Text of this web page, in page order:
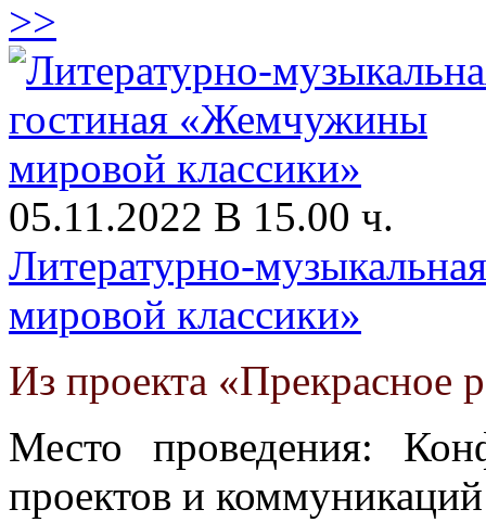
>>
05.11.2022 В 15.00 ч.
Литературно-
мировой классики»
Из проекта «Прекрасное
Место проведения:
проектов и коммуникаций